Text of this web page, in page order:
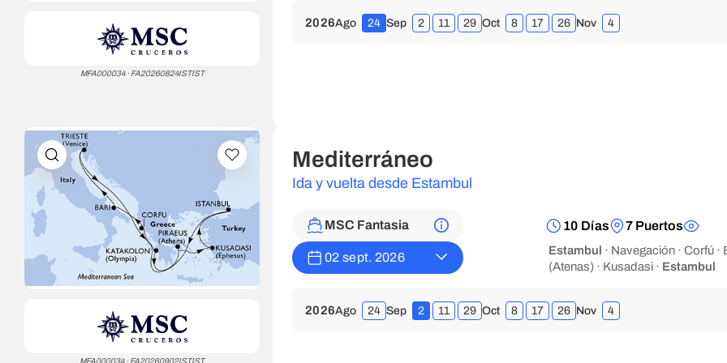
MFA000034 · FA20260824ISTIST
2026Ago 24 Sep 2 11 29 Oct 8 17 26 Nov 4
MFA000034 · FA20260902ISTIST
Mediterráneo
Ida y vuelta desde Estambul
MSC Fantasia
02 sept. 2026
10 Días 7 Puertos
Estambul · Navegación · Corfú
(Atenas) · Kusadasi · Estambul
2026Ago 24 Sep 2 11 29 Oct 8 17 26 Nov 4